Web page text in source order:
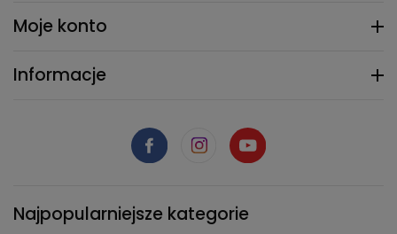
Moje konto
Informacje
Najpopularniejsze kategorie